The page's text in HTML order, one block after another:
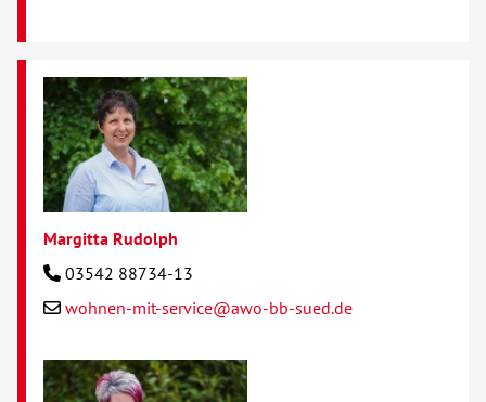
Margitta Rudolph
03542 88734-13
wohnen-mit-service@awo-bb-sued.de